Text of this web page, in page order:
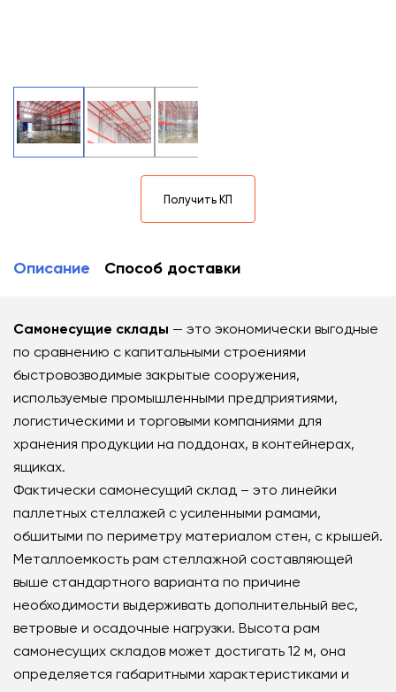
Получить КП
Описание Способ доставки
Самонесущие склады — это экономически выгодные
по сравнению с капитальными строениями
быстровозводимые закрытые сооружения,
используемые промышленными предприятиями,
логистическими и торговыми компаниями для
хранения продукции на поддонах, в контейнерах,
ящиках.
Фактически самонесущий склад – это линейки
паллетных стеллажей с усиленными рамами,
обшитыми по периметру материалом стен, с крышей.
Металлоемкость рам стеллажной составляющей
выше стандартного варианта по причине
необходимости выдерживать дополнительный вес,
ветровые и осадочные нагрузки. Высота рам
самонесущих складов может достигать 12 м, она
определяется габаритными характеристиками и